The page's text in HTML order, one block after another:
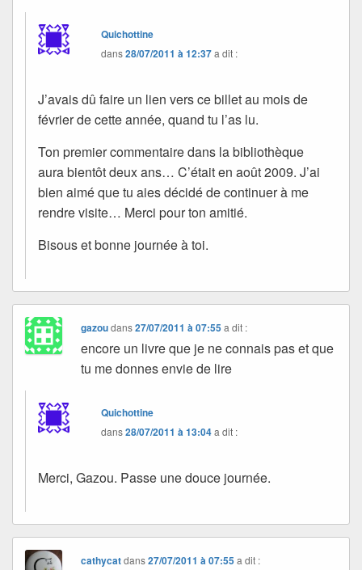
Quichottine
dans28/07/2011 à 12:37a dit :
J’avais dû faire un lien vers ce billet au mois de
février de cette année, quand tu l’as lu.
Ton premier commentaire dans la bibliothèque
aura bientôt deux ans… C’était en août 2009. J’ai
bien aimé que tu aies décidé de continuer à me
rendre visite… Merci pour ton amitié.
Bisous et bonne journée à toi.
gazoudans27/07/2011 à 07:55 a dit :
encore un livre que je ne connais pas et que
tu me donnes envie de lire
Quichottine
dans28/07/2011 à 13:04a dit :
Merci, Gazou. Passe une douce journée.
cathycatdans27/07/2011 à 07:55 a dit :